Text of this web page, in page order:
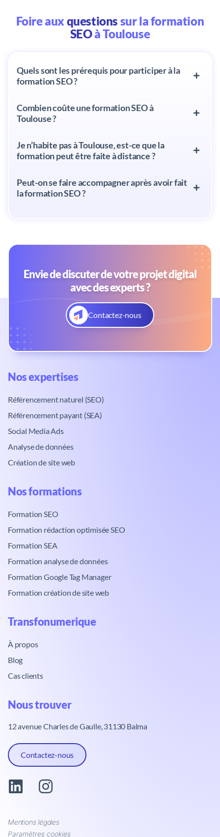
Foire aux questions sur la formation
SEOà Toulouse
Quels sont les prérequis pour participer à la
formation SEO ?
Combien coûte une formation SEO à
Toulouse ?
Je n’habite pas à Toulouse, est-ce que la
formation peut être faite à distance ?
Peut-on se faire accompagner après avoir fait
la formation SEO ?
Envie de discuter de votre projet digital
avec des experts ?
Contactez-nous
Nos expertises​
Référencement naturel (SEO)
Référencement payant (SEA)
Social Media Ads
Analyse de données
Création de site web
Nos formations​
Formation SEO
Formation rédaction optimisée SEO
Formation SEA
Formation analyse de données
Formation Google Tag Manager
Formation création de site web
Transfonumerique​
À propos
Blog
Cas clients
Nous trouver​
12 avenue Charles de Gaulle, 31130 Balma
Contactez-nous
Mentions légales
Paramètres cookies